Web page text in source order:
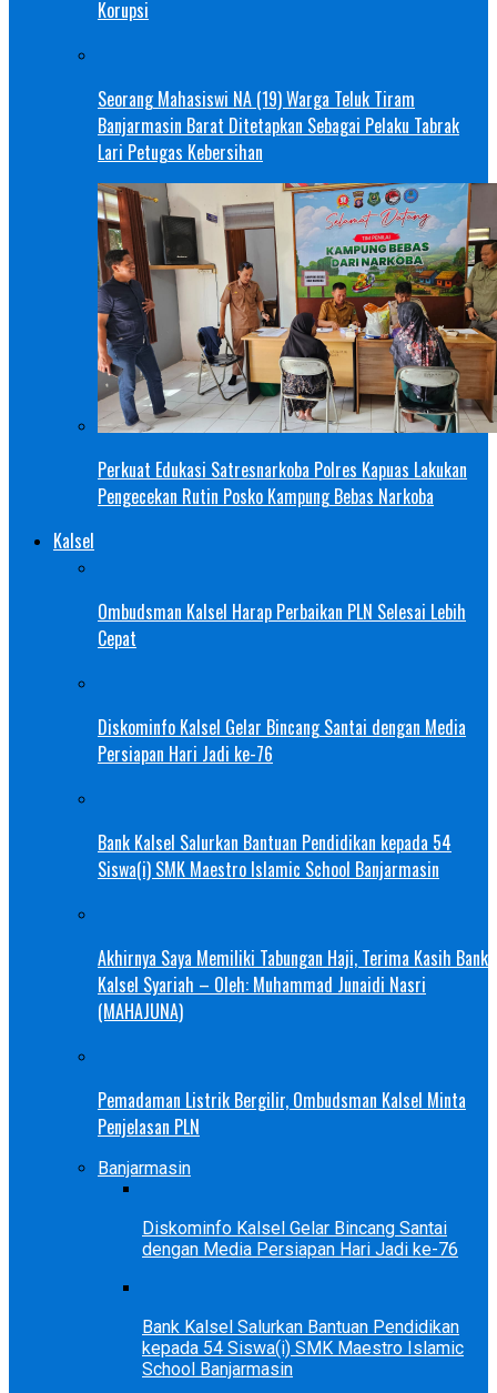
Korupsi
Seorang Mahasiswi NA (19) Warga Teluk Tiram
Banjarmasin Barat Ditetapkan Sebagai Pelaku Tabrak
Lari Petugas Kebersihan
Perkuat Edukasi Satresnarkoba Polres Kapuas Lakukan
Pengecekan Rutin Posko Kampung Bebas Narkoba
Kalsel
Ombudsman Kalsel Harap Perbaikan PLN Selesai Lebih
Cepat
Diskominfo Kalsel Gelar Bincang Santai dengan Media
Persiapan Hari Jadi ke-76
Bank Kalsel Salurkan Bantuan Pendidikan kepada 54
Siswa(i) SMK Maestro Islamic School Banjarmasin
Akhirnya Saya Memiliki Tabungan Haji, Terima Kasih Bank
Kalsel Syariah – Oleh: Muhammad Junaidi Nasri
(MAHAJUNA)
Pemadaman Listrik Bergilir, Ombudsman Kalsel Minta
Penjelasan PLN
Banjarmasin
Diskominfo Kalsel Gelar Bincang Santai
dengan Media Persiapan Hari Jadi ke-76
Bank Kalsel Salurkan Bantuan Pendidikan
kepada 54 Siswa(i) SMK Maestro Islamic
School Banjarmasin